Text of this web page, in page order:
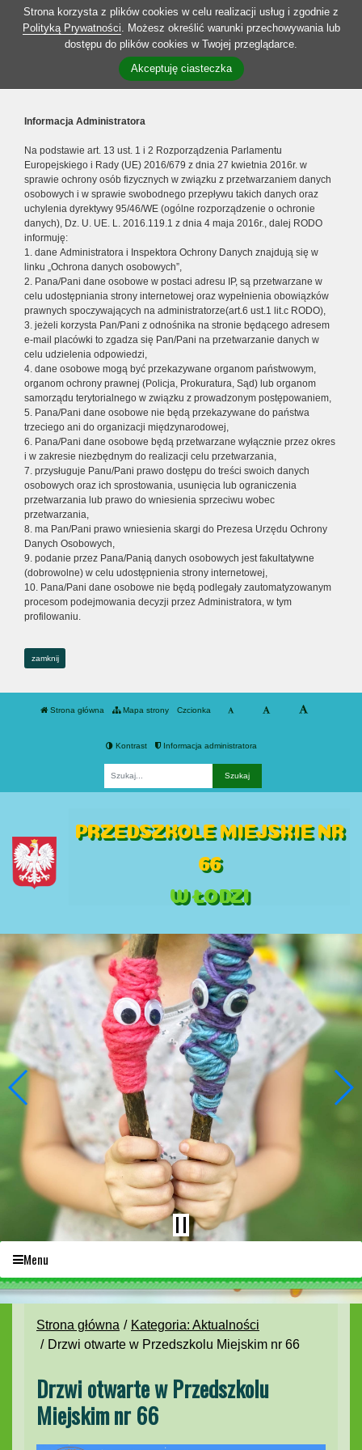
Strona korzysta z plików cookies w celu realizacji usług i zgodnie z
Polityką Prywatności. Możesz określić warunki przechowywania lub
dostępu do plików cookies w Twojej przeglądarce.
Akceptuję ciasteczka
Informacja Administratora
Na podstawie art. 13 ust. 1 i 2 Rozporządzenia Parlamentu
Europejskiego i Rady (UE) 2016/679 z dnia 27 kwietnia 2016r. w
sprawie ochrony osób fizycznych w związku z przetwarzaniem danych
osobowych i w sprawie swobodnego przepływu takich danych oraz
uchylenia dyrektywy 95/46/WE (ogólne rozporządzenie o ochronie
danych), Dz. U. UE. L. 2016.119.1 z dnia 4 maja 2016r., dalej RODO
informuję:
1. dane Administratora i Inspektora Ochrony Danych znajdują się w
linku „Ochrona danych osobowych”,
2. Pana/Pani dane osobowe w postaci adresu IP, są przetwarzane w
celu udostępniania strony internetowej oraz wypełnienia obowiązków
prawnych spoczywających na administratorze(art.6 ust.1 lit.c RODO),
3. jeżeli korzysta Pan/Pani z odnośnika na stronie będącego adresem
e-mail placówki to zgadza się Pan/Pani na przetwarzanie danych w
celu udzielenia odpowiedzi,
4. dane osobowe mogą być przekazywane organom państwowym,
organom ochrony prawnej (Policja, Prokuratura, Sąd) lub organom
samorządu terytorialnego w związku z prowadzonym postępowaniem,
5. Pana/Pani dane osobowe nie będą przekazywane do państwa
trzeciego ani do organizacji międzynarodowej,
6. Pana/Pani dane osobowe będą przetwarzane wyłącznie przez okres
i w zakresie niezbędnym do realizacji celu przetwarzania,
7. przysługuje Panu/Pani prawo dostępu do treści swoich danych
osobowych oraz ich sprostowania, usunięcia lub ograniczenia
przetwarzania lub prawo do wniesienia sprzeciwu wobec
przetwarzania,
8. ma Pan/Pani prawo wniesienia skargi do Prezesa Urzędu Ochrony
Danych Osobowych,
9. podanie przez Pana/Panią danych osobowych jest fakultatywne
(dobrowolne) w celu udostępnienia strony internetowej,
10. Pana/Pani dane osobowe nie będą podlegały zautomatyzowanym
procesom podejmowania decyzji przez Administratora, w tym
profilowaniu.
zamknij
Strona główna Mapa strony Czcionka
Kontrast Informacja administratora
PRZEDSZKOLE MIEJSKIE NR
66
W ŁODZI
Menu
Strona główna
Kategoria: Aktualności
Drzwi otwarte w Przedszkolu Miejskim nr 66
Drzwi otwarte w Przedszkolu
Miejskim nr 66